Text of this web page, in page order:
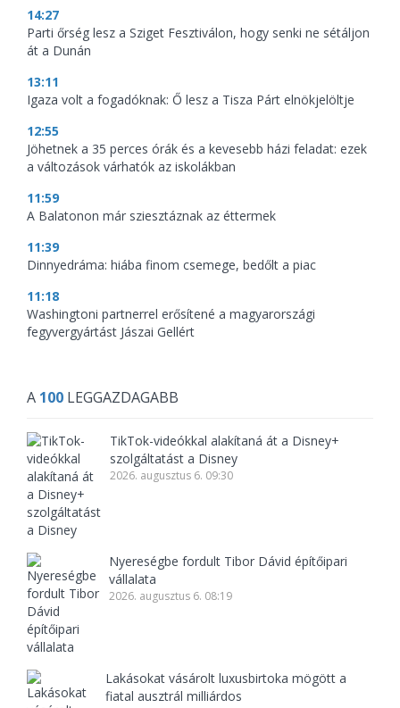
14:27
Parti őrség lesz a Sziget Fesztiválon, hogy senki ne sétáljon
át a Dunán
13:11
Igaza volt a fogadóknak: Ő lesz a Tisza Párt elnökjelöltje
12:55
Jöhetnek a 35 perces órák és a kevesebb házi feladat: ezek
a változások várhatók az iskolákban
11:59
A Balatonon már sziesztáznak az éttermek
11:39
Dinnyedráma: hiába finom csemege, bedőlt a piac
11:18
Washingtoni partnerrel erősítené a magyarországi
fegyvergyártást Jászai Gellért
A 100 LEGGAZDAGABB
TikTok-videókkal alakítaná át a Disney+
szolgáltatást a Disney
2026. augusztus 6. 09:30
Nyereségbe fordult Tibor Dávid építőipari
vállalata
2026. augusztus 6. 08:19
Lakásokat vásárolt luxusbirtoka mögött a
fiatal ausztrál milliárdos